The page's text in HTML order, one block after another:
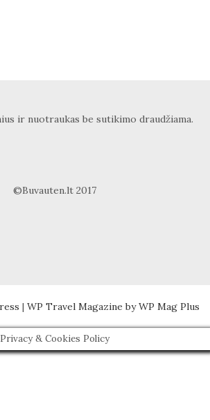
ir nuotraukas be sutikimo draudžiama.
©Buvauten.lt 2017
| WP Travel Magazine by WP Mag Plus
Privacy & Cookies Policy